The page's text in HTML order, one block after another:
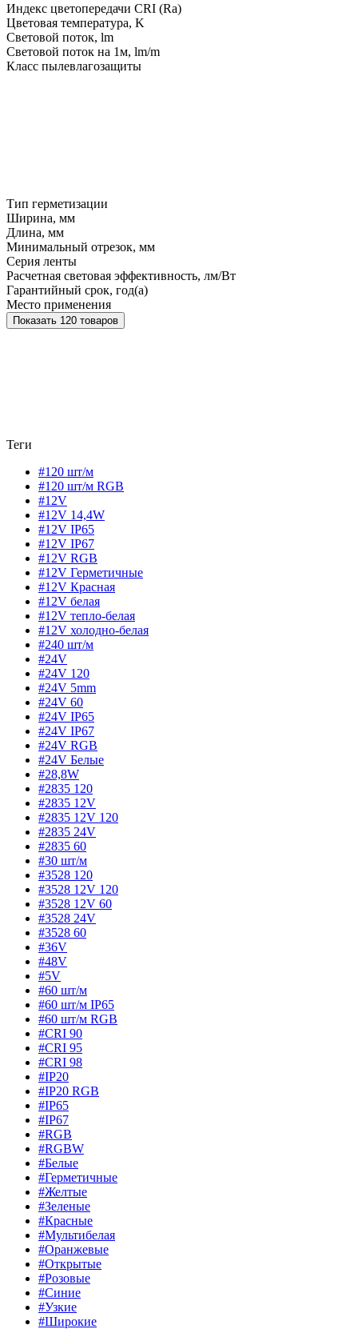
Индекс цветопередачи CRI (Ra)
Цветовая температура, K
Световой поток, lm
Световой поток на 1м, lm/m
Класс пылевлагозащиты
Тип герметизации
Ширина, мм
Длина, мм
Минимальный отрезок, мм
Серия ленты
Расчетная световая эффективность, лм/Вт
Гарантийный срок, год(а)
Место применения
Показать 120 товаров
Теги
#120 шт/м
#120 шт/м RGB
#12V
#12V 14,4W
#12V IP65
#12V IP67
#12V RGB
#12V Герметичные
#12V Красная
#12V белая
#12V тепло-белая
#12V холодно-белая
#240 шт/м
#24V
#24V 120
#24V 5mm
#24V 60
#24V IP65
#24V IP67
#24V RGB
#24V Белые
#28,8W
#2835 120
#2835 12V
#2835 12V 120
#2835 24V
#2835 60
#30 шт/м
#3528 120
#3528 12V 120
#3528 12V 60
#3528 24V
#3528 60
#36V
#48V
#5V
#60 шт/м
#60 шт/м IP65
#60 шт/м RGB
#CRI 90
#CRI 95
#CRI 98
#IP20
#IP20 RGB
#IP65
#IP67
#RGB
#RGBW
#Белые
#Герметичные
#Желтые
#Зеленые
#Красные
#Мультибелая
#Оранжевые
#Открытые
#Розовые
#Синие
#Узкие
#Широкие